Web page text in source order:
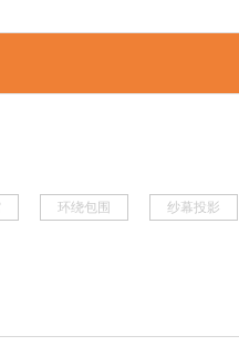
环绕包围 纱幕投影